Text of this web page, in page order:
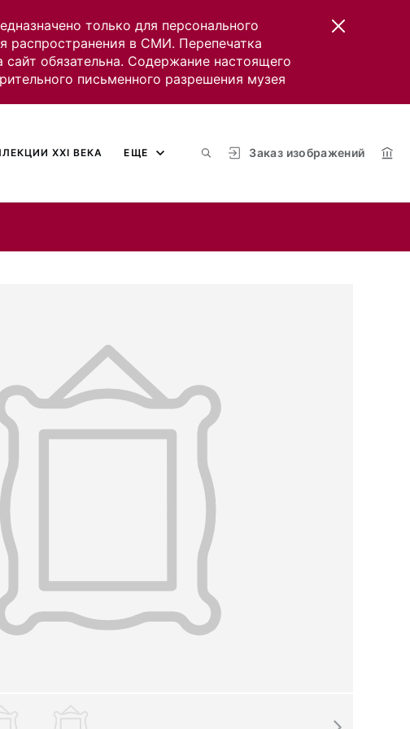
только для персонального
распространения в СМИ. Перепечатка
обязательна. Содержание настоящего
письменного разрешения музея
Заказ изображений
XXI ВЕКА ЕЩЕ